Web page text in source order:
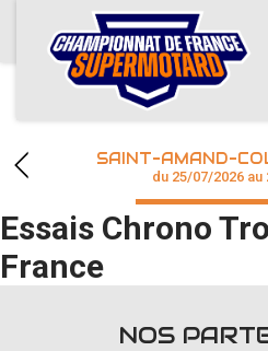
ACCUEIL
ACTUS
CALENDRIER
CHAMPIONNAT
RÉSULTATS
PHOTOS / WEB TV
SAINT-AMAND-
du 25/07/2026 au
Essais Chrono
France
NOS